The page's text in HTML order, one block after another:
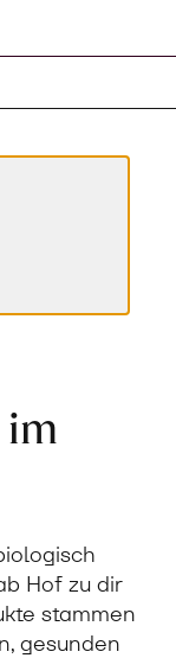
Hof zu dir
stammen
gesunden